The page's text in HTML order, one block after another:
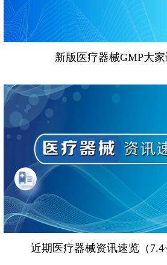
新版医疗器械GMP大家
近期医疗器械资讯速览（